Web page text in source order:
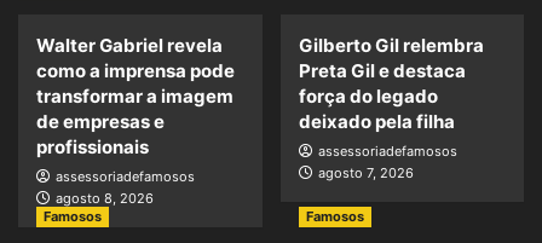
Walter Gabriel revela
como a imprensa pode
transformar a imagem
de empresas e
profissionais
assessoriadefamosos
agosto 8, 2026
Gilberto Gil relembra
Preta Gil e destaca
força do legado
deixado pela filha
assessoriadefamosos
agosto 7, 2026
Famosos Famosos